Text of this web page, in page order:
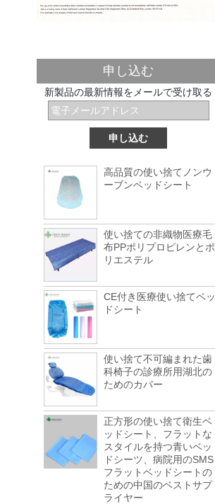
タイの習慣の新しいルール！わずかな不注
の最新規則を公表するために、船外の商品
に船積マークを記入し、船積みマークの...
ヨルダンの輸出要件
ヨルダンの税関要件によると、ヨルダンへ
のすべての商品には、4つのHSコードが提
供され、説明に表示されなければなりませ
ん。 この規制は2018年5月1日から実施さ...
人民元に対する米ドルの為替レートは正式
に崩壊しています6.3！
1月以降、人民元の為替相場は急騰してい
る。まっすぐに、人民元は正式にはプレス
リリースの6.2時代に入った。今年の初め
に、このような大きな増加、外国の貿易企...
イランに輸出する場合は、この新しいルー
ルに注意してください！
外国の貿易の友人が注目している！最近の
イランの輸出は、イランに輸出されるすべ
ての品物が「承認なし、無負荷」の要件に
適合しなければならないという新たな要...
運送会社および港の多数は容器の欠乏であ
る!
今年4月と5月のボックスの大規模な欠如
は、まだ外国貿易の多くは、貨物を無駄に
転送する人々!これは数ヶ月、再びトラフの
新しいラウンドではありません! 最近で...
ようこそ第123回中国広州見本市にお越しく
ださい
5月1日から5日まで中国・広州で開催される
使い捨て医療消費見本市「Canton Fair」に
ご参加くださいますようお願い申し上げま
す。 私たちはすべてのタイプの直接...
申し込む
新製品の最新情報をメールで受け取る
高品質の使い捨てノンウ
ーブンベッドシート
使い捨ての非織物医療毛
布PPポリプロピレンとポ
リエステル
CE付き医療使い捨てベッ
ドシート
使い捨て不可編まれた歯
科椅子の診療所用湖北の
ためのカバー
正方形の使い捨て衛生ベ
ッドシート、フラットな
スタイルを持つ青いベッ
ドシーツ、病院用のSMS
フラットベッドシートの
ための中国のベストサプ
ライヤー